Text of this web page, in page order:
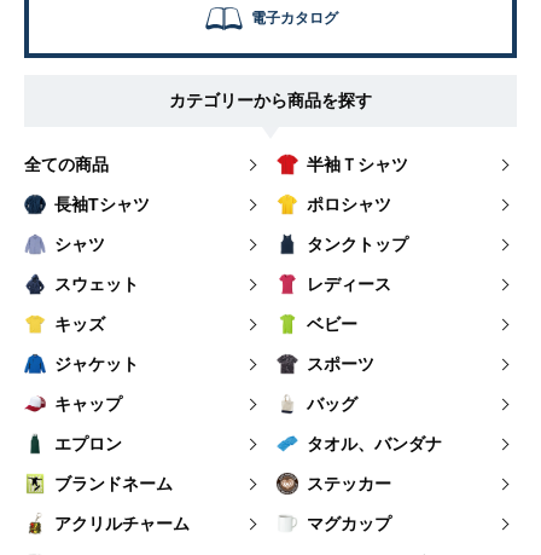
電子カタログ
カテゴリーから商品を探す
全ての商品 半袖Ｔシャツ
長袖Tシャツ ポロシャツ
シャツ タンクトップ
スウェット レディース
キッズ ベビー
ジャケット スポーツ
キャップ バッグ
エプロン タオル、バンダナ
ブランドネーム ステッカー
アクリルチャーム マグカップ